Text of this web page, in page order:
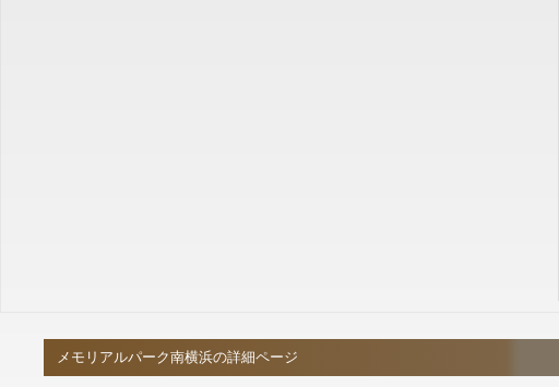
メモリアルパーク南横浜の詳細ページ